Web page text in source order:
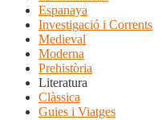
Espanaya
Investigació i Corrents
Medieval
Moderna
Prehistòria
Literatura
Clàssica
Guies i Viatges